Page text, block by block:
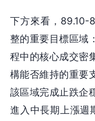
下方來看，89.10-
整的重要目標區域
程中的核心成交密
構能否維持的重要
該區域完成止跌企
進入中長期上漲週